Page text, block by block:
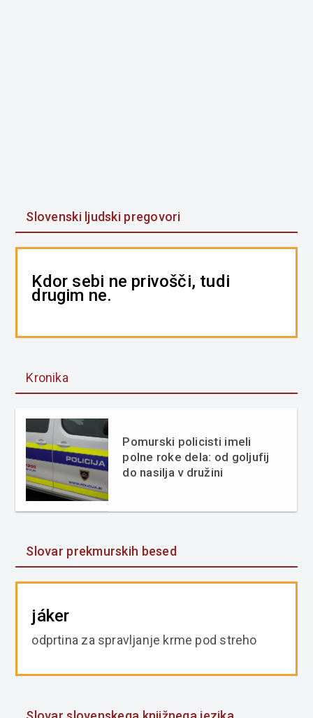
Slovenski ljudski pregovori
Kdor sebi ne privošči, tudi
drugim ne.
Kronika
Pomurski policisti imeli
polne roke dela: od goljufij
do nasilja v družini
Slovar prekmurskih besed
jáker
odprtina za spravljanje krme pod streho